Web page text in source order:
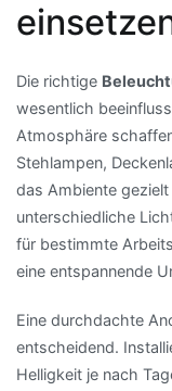
Die richtige
wesentlich
Atmosphäre
Stehlampen,
das Ambiente
unterschiedliche
für bestimmte
eine entspannende
Eine durchdachte
entscheidend.
Helligkeit je nach